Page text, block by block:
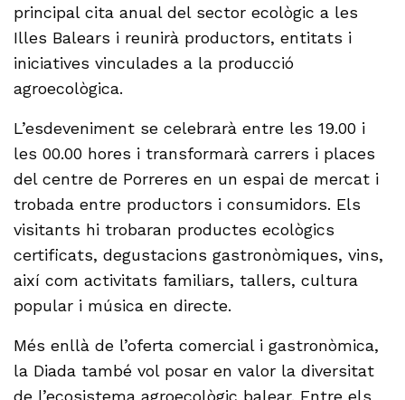
principal cita anual del sector ecològic a les
Illes Balears i reunirà productors, entitats i
iniciatives vinculades a la producció
agroecològica.
L’esdeveniment se celebrarà entre les 19.00 i
les 00.00 hores i transformarà carrers i places
del centre de Porreres en un espai de mercat i
trobada entre productors i consumidors. Els
visitants hi trobaran productes ecològics
certificats, degustacions gastronòmiques, vins,
així com activitats familiars, tallers, cultura
popular i música en directe.
Més enllà de l’oferta comercial i gastronòmica,
la Diada també vol posar en valor la diversitat
de l’ecosistema agroecològic balear. Entre els